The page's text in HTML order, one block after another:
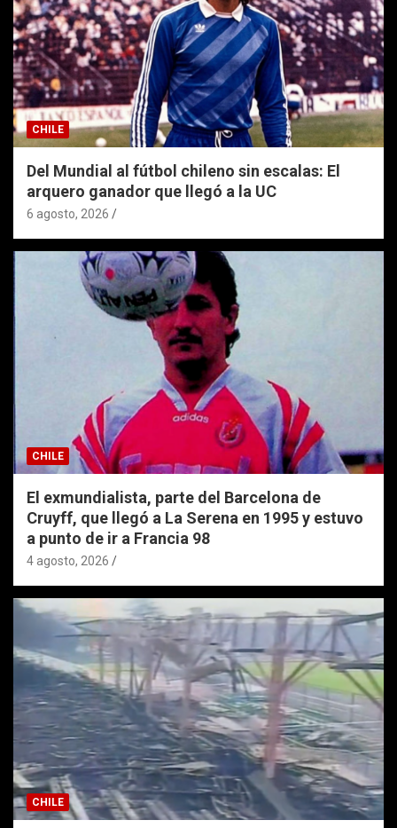
CHILE
Del Mundial al fútbol chileno sin escalas: El
arquero ganador que llegó a la UC
6 agosto, 2026
CHILE
El exmundialista, parte del Barcelona de
Cruyff, que llegó a La Serena en 1995 y estuvo
a punto de ir a Francia 98
4 agosto, 2026
CHILE